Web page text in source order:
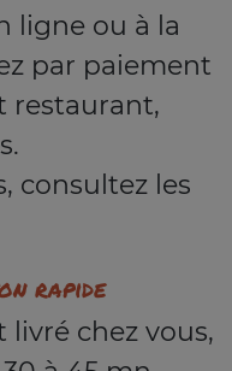
ligne ou à la
par paiement
restaurant,
consultez les
rapide
livré chez vous,